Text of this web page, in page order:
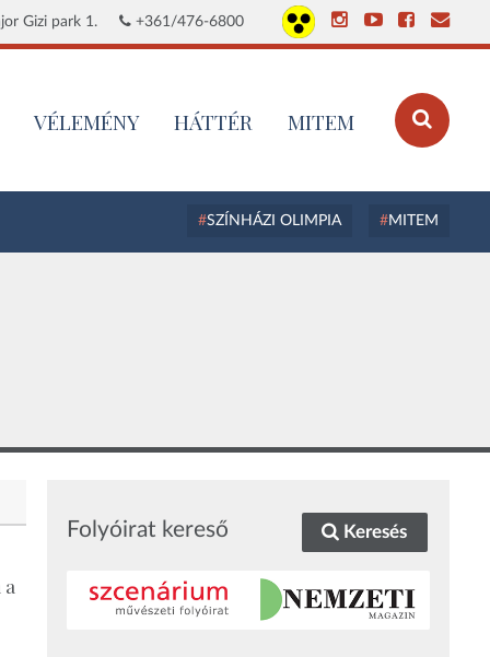
Gizi park 1. +361/476-6800
VÉLEMÉNY HÁTTÉR MITEM
SZÍNHÁZI OLIMPIA MITEM
Folyóirat kereső Keresés